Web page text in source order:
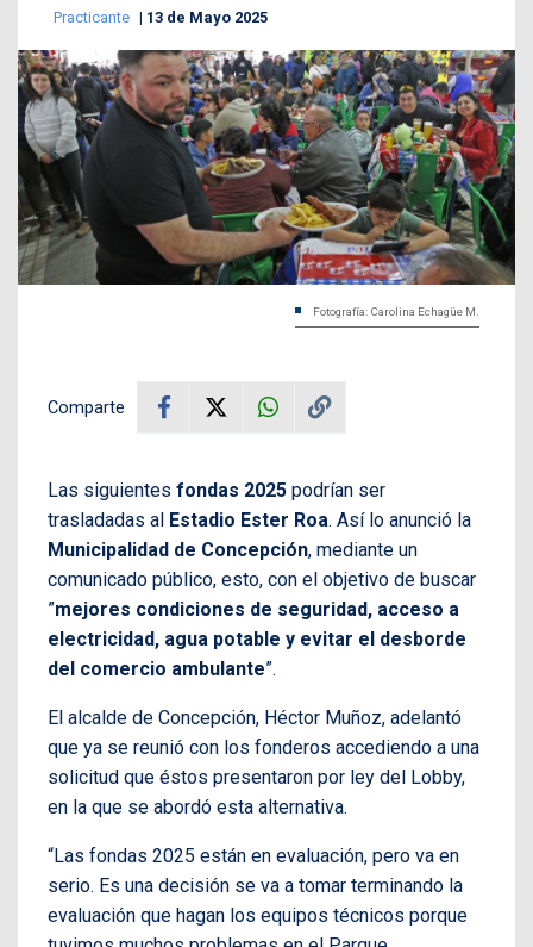
Practicante 13 de Mayo 2025
Fotografía: Carolina Echagüe M.
Comparte
Las siguientes fondas 2025 podrían ser
trasladadas al Estadio Ester Roa. Así lo anunció la
Municipalidad de Concepción, mediante un
comunicado público, esto, con el objetivo de buscar
”mejores condiciones de seguridad, acceso a
electricidad, agua potable y evitar el desborde
del comercio ambulante”.
El alcalde de Concepción, Héctor Muñoz, adelantó
que ya se reunió con los fonderos accediendo a una
solicitud que éstos presentaron por ley del Lobby,
en la que se abordó esta alternativa.
“Las fondas 2025 están en evaluación, pero va en
serio. Es una decisión se va a tomar terminando la
evaluación que hagan los equipos técnicos porque